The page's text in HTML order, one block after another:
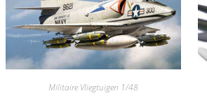
Militaire Vliegtuigen 1/48